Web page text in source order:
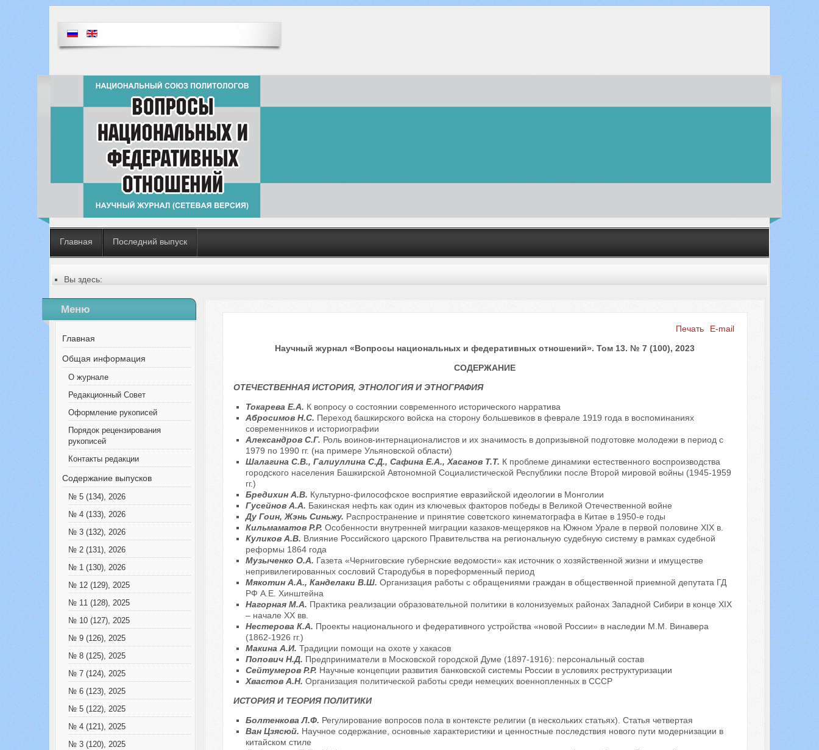
Главная Последний выпуск
Вы здесь:
Содержание выпусков
№ 7 (100), 2023
Меню
Главная
Общая информация
О журнале
Редакционный Совет
Оформление рукописей
Порядок рецензирования
рукописей
Контакты редакции
Содержание выпусков
№ 5 (134), 2026
№ 4 (133), 2026
№ 3 (132), 2026
№ 2 (131), 2026
№ 1 (130), 2026
№ 12 (129), 2025
№ 11 (128), 2025
№ 10 (127), 2025
№ 9 (126), 2025
№ 8 (125), 2025
№ 7 (124), 2025
№ 6 (123), 2025
№ 5 (122), 2025
№ 4 (121), 2025
№ 3 (120), 2025
Печать
E-mail
Научный журнал «Вопросы национальных и федеративных отношений». Том 13. № 7 (100), 2023
СОДЕРЖАНИЕ
ОТЕЧЕСТВЕННАЯ ИСТОРИЯ, ЭТНОЛОГИЯ И ЭТНОГРАФИЯ
Токарева Е.А. К вопросу о состоянии современного исторического нарратива
Абросимов Н.С. Переход башкирского войска на сторону большевиков в феврале 1919 года в воспоминаниях
современников и историографии
Александров С.Г. Роль воинов-интернационалистов и их значимость в допризывной подготовке молодежи в период с
1979 по 1990 гг. (на примере Ульяновской области)
Шалагина С.В., Галиуллина С.Д., Сафина Е.А., Хасанов Т.Т. К проблеме динамики естественного воспроизводства
городского населения Башкирской Автономной Социалистической Республики после Второй мировой войны (1945-1959
гг.)
Бредихин А.В. Культурно-философское восприятие евразийской идеологии в Монголии
Гусейнов А.А. Бакинская нефть как один из ключевых факторов победы в Великой Отечественной войне
Ду Гоин, Жэнь Синьжу. Распространение и принятие советского кинематографа в Китае в 1950-е годы
Кильмаматов Р.Р. Особенности внутренней миграции казаков-мещеряков на Южном Урале в первой половине XIX в.
Куликов А.В. Влияние Российского царского Правительства на региональную судебную систему в рамках судебной
реформы 1864 года
Музыченко О.А. Газета «Черниговские губернские ведомости» как источник о хозяйственной жизни и имуществе
непривилегированных сословий Стародубья в пореформенный период
Мякотин А.А., Канделаки В.Ш. Организация работы с обращениями граждан в общественной приемной депутата ГД
РФ А.Е. Хинштейна
Нагорная М.А. Практика реализации образовательной политики в колонизуемых районах Западной Сибири в конце XIX
– начале XX вв.
Нестерова К.А. Проекты национального и федеративного устройства «новой России» в наследии М.М. Винавера
(1862-1926 гг.)
Макина А.И. Традиции помощи на охоте у хакасов
Попович Н.Д. Предприниматели в Московской городской Думе (1897-1916): персональный состав
Сейтумеров Р.Р. Научные концепции развития банковской системы России в условиях реструктуризации
Хвастов А.Н. Организация политической работы среди немецких военнопленных в СССР
ИСТОРИЯ И ТЕОРИЯ ПОЛИТИКИ
Болтенкова Л.Ф. Регулирование вопросов пола в контексте религии (в нескольких статьях). Статья четвертая
Ван Цзясюй. Научное содержание, основные характеристики и ценностные последствия нового пути модернизации в
китайском стиле